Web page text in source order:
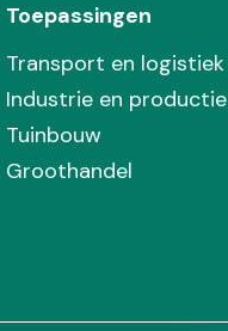
Toepassingen
Transport en logistiek
Industrie en productie
Tuinbouw
Groothandel